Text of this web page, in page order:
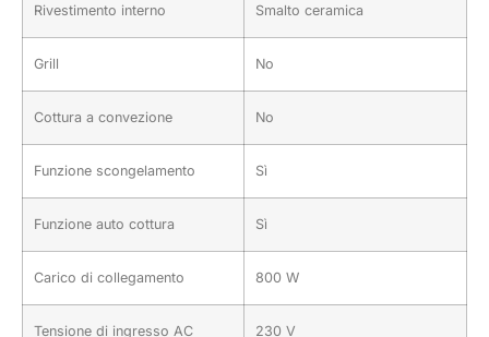
Rivestimento interno Smalto ceramica
Grill No
Cottura a convezione No
Funzione scongelamento Sì
Funzione auto cottura Sì
Carico di collegamento 800 W
Tensione di ingresso AC 230 V